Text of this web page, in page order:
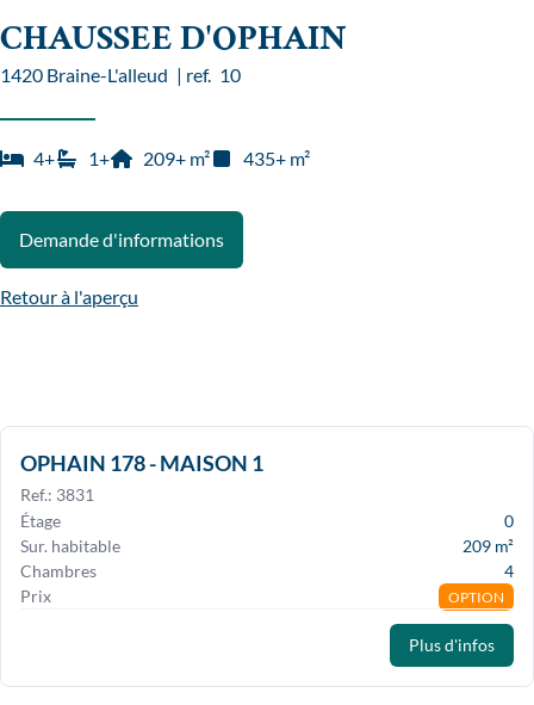
CHAUSSEE D'OPHAIN
1420 Braine-L'alleud | ref. 10
4+ 1+ 209+ m² 435+ m²
Demande d'informations
Retour à l'aperçu
OPHAIN 178 - MAISON 1
Ref.: 3831
Étage
0
Sur. habitable
209 m²
Chambres
4
Prix
OPTION
Plus d'infos